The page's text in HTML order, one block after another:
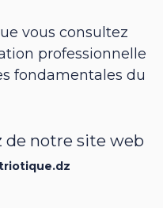
vous consultez
professionnelle
fondamentales du
de notre site web